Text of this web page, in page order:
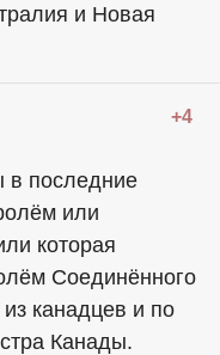
и Новая
+4
в последние
или
которая
Соединённого
канадцев и по
Канады.